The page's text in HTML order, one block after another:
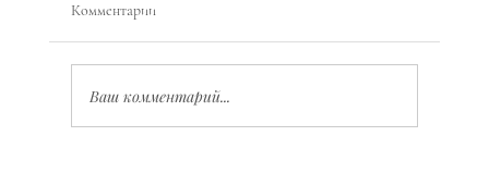
Комментарии
Ваш комментарий...